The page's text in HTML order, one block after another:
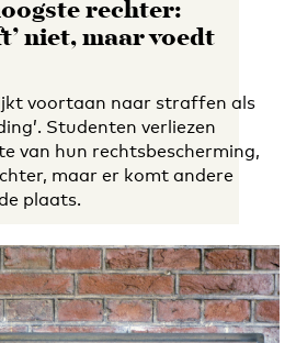
rechter:
niet, maar voedt
voortaan naar straffen als
Studenten verliezen
van hun rechtsbescherming,
maar er komt andere
plaats.